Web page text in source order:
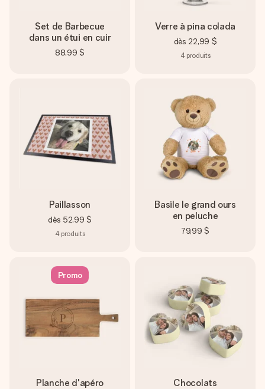
Set de Barbecue
dans un étui en cuir
88,99 $
Verre à pina colada
dès 22,99 $
4 produits
Paillasson
dès 52,99 $
4 produits
Basile le grand ours
en peluche
79,99 $
Promo
Planche d'apéro Chocolats